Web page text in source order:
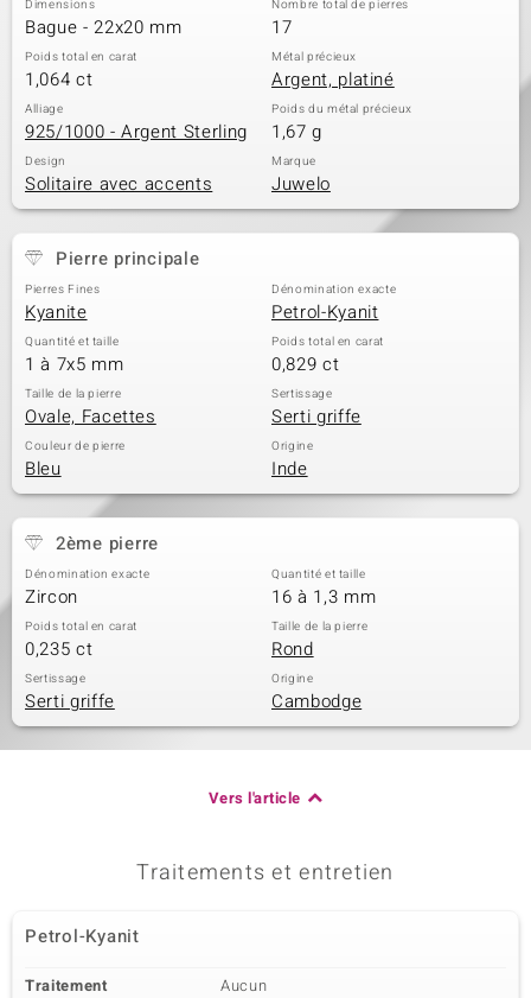
Dimensions
Bague - 22x20 mm
Nombre total de pierres
17
Poids total en carat
1,064 ct
Métal précieux
Argent, platiné
Alliage
925/1000 - Argent Sterling
Poids du métal précieux
1,67 g
Design
Solitaire avec accents
Marque
Juwelo
Pierre principale
Pierres Fines
Kyanite
Dénomination exacte
Petrol-Kyanit
Quantité et taille
1 à 7x5 mm
Poids total en carat
0,829 ct
Taille de la pierre
Ovale, Facettes
Sertissage
Serti griffe
Couleur de pierre
Bleu
Origine
Inde
2ème pierre
Dénomination exacte
Zircon
Quantité et taille
16 à 1,3 mm
Poids total en carat
0,235 ct
Taille de la pierre
Rond
Sertissage
Serti griffe
Origine
Cambodge
Vers l'article
Traitements et entretien
Petrol-Kyanit
Traitement
Aucun